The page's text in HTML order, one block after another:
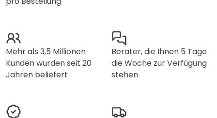
Mehr als 3,5 Millionen
Kunden wurden seit 20
Jahren beliefert
Berater, die Ihnen 5 Tage
die Woche zur Verfügung
stehen